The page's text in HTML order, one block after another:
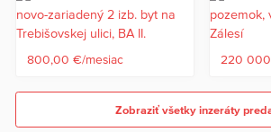
800,00 €/mesiac 220
Zobraziť všetky inzeráty